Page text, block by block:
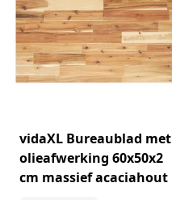
vidaXL Bureaublad met
olieafwerking 60x50x2
cm massief acaciahout